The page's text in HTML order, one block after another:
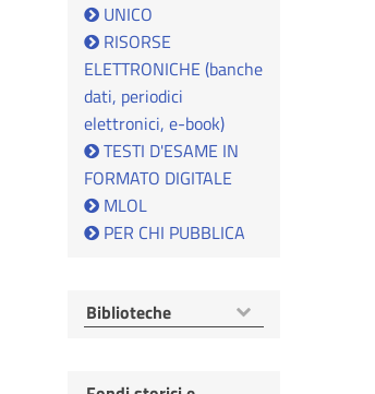
UNICO
RISORSE
ELETTRONICHE (banche
dati, periodici
elettronici, e-book)
TESTI D'ESAME IN
FORMATO DIGITALE
MLOL
PER CHI PUBBLICA
Mostra
voci
Biblioteche